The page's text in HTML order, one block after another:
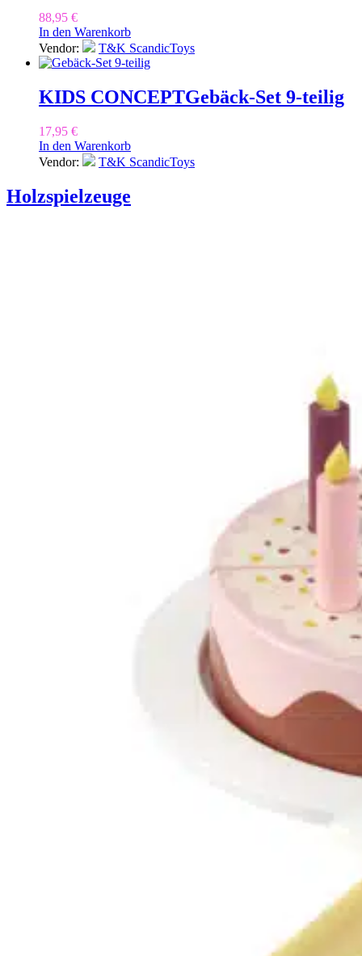
88,95 €
In den Warenkorb
Vendor:
T&K ScandicToys
KIDS CONCEPTGebäck-Set 9-teilig
17,95 €
In den Warenkorb
Vendor:
T&K ScandicToys
Holzspielzeuge